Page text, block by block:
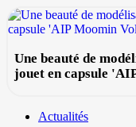
Une beauté de
jouet en capsule
Actualités